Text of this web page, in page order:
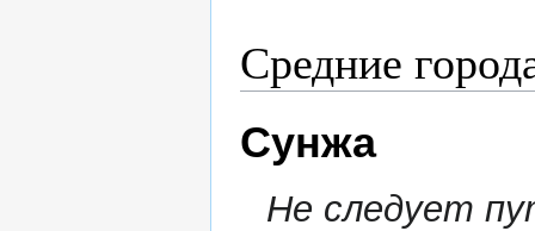
Средние
Сунжа
Не следует